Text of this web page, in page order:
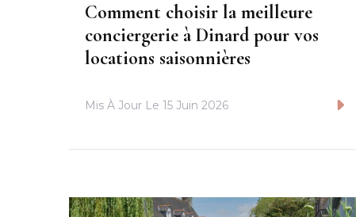
Comment choisir la meilleure
conciergerie à Dinard pour vos
locations saisonnières
Mis À Jour Le 15 Juin 2026